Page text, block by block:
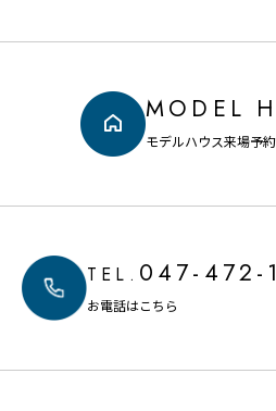
MODEL
モデルハウス来場予
TEL. 047-472-
お電話はこちら